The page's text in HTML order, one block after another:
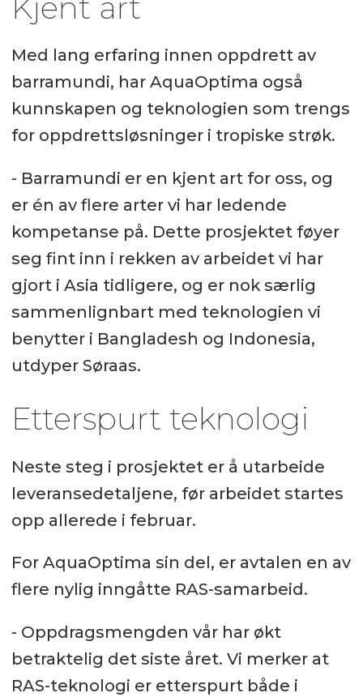
Kjent art
Med lang erfaring innen oppdrett av
barramundi, har AquaOptima også
kunnskapen og teknologien som trengs
for oppdrettsløsninger i tropiske strøk.
- Barramundi er en kjent art for oss, og
er én av flere arter vi har ledende
kompetanse på. Dette prosjektet føyer
seg fint inn i rekken av arbeidet vi har
gjort i Asia tidligere, og er nok særlig
sammenlignbart med teknologien vi
benytter i Bangladesh og Indonesia,
utdyper Søraas.
Etterspurt teknologi
Neste steg i prosjektet er å utarbeide
leveransedetaljene, før arbeidet startes
opp allerede i februar.
For AquaOptima sin del, er avtalen en av
flere nylig inngåtte RAS-samarbeid.
- Oppdragsmengden vår har økt
betraktelig det siste året. Vi merker at
RAS-teknologi er etterspurt både i